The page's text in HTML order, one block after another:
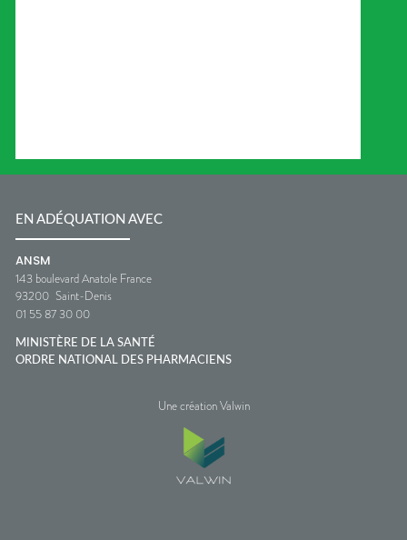
EN ADÉQUATION AVEC
ANSM
143 boulevard Anatole France
93200 Saint-Denis
01 55 87 30 00
MINISTÈRE DE LA SANTÉ
ORDRE NATIONAL DES PHARMACIENS
Une création Valwin